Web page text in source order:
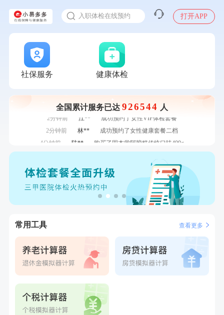
入职体检在线预约
打开APP
社保服务 健康体检
全国累计服务已达 926544 人
7分钟前 罗**
购买了美的体重秤 MO-CW5 白色
成功预约了男性健康套餐
成功预约了白领女士体检套餐
刚刚
成功预约了白领女士体检套餐
1分钟前
毛**
购买了联创雅斯奶锅DF-CP103M
2分钟前 林** 成功预约了女性健康套餐二档
4分钟前 陆**
购买了固本堂阿胶糕传统口味400g
4分钟前
袁**
购买了美的体重秤 MO-CW5 白色
成功预约女性常规体检套餐
6分钟前
王**
成功预约女性常规体检套餐
7分钟前
罗**
购买了美的体重秤 MO-CW5 白色
购买了公牛环球旅行转换器—L07
常用工具 查看更多